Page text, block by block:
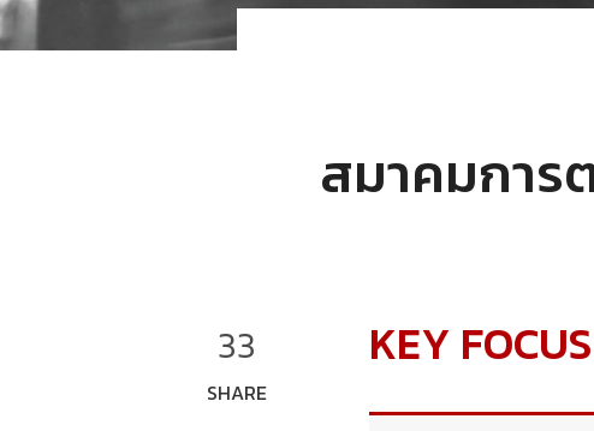
สมาคมการ
33
SHARE
KEY FOCUS